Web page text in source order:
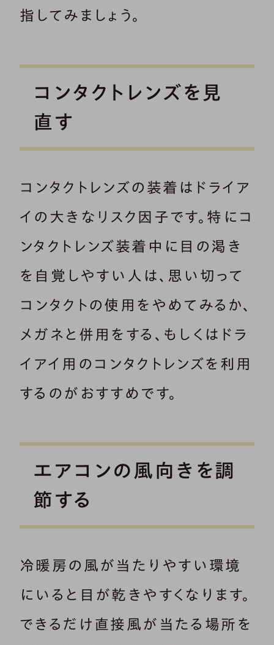
指してみましょう。
コンタクトレンズを見
直す
コンタクトレンズの装着はドライア
イの大きなリスク因子です。特にコ
ンタクトレンズ装着中に目の渇き
を自覚しやすい人は、思い切って
コンタクトの使用をやめてみるか、
メガネと併用をする、もしくはドラ
イアイ用のコンタクトレンズを利用
するのがおすすめです。
エアコンの風向きを調
節する
冷暖房の風が当たりやすい環境
にいると目が乾きやすくなります。
できるだけ直接風が当たる場所を